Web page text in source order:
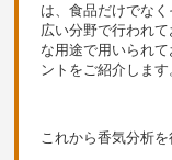
は、食品だけでな
広い分野で行われ
な用途で用いられ
ントをご紹介します
これから香気分析